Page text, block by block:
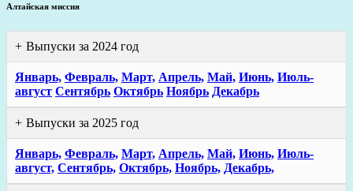
Алтайская миссия
Выпуски за 2024 год
Январь, Февраль, Март, Апрель, Май, Июнь, Июль-
август Сентябрь Октябрь Ноябрь Декабрь
Выпуски за 2025 год
Январь, Февраль, Март, Апрель, Май, Июнь, Июль-
август, Сентябрь, Октябрь, Ноябрь, Декабрь,